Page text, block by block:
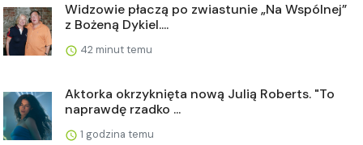
Widzowie płaczą po zwiastunie „Na Wspólnej”
z Bożeną Dykiel....
42 minut temu
Aktorka okrzyknięta nową Julią Roberts. "To
naprawdę rzadko ...
1 godzina temu